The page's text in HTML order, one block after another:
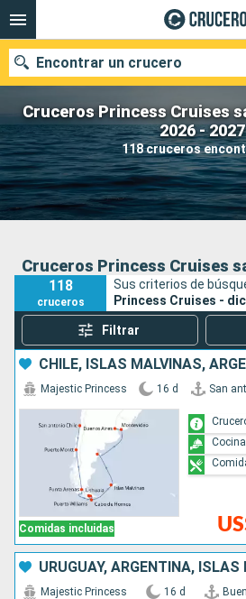
Cruceros Princess Cruises
2026 - 2027
118 cruceros
Encontrar un crucero
Nuestros destinos
Fecha de salida
Cruceros Princess Cruises
118
cruceros
Sus criterios de
Princess Cruises -
Filtrar
Comidas incluidas
Majestic Princess 16 d San
Majestic Princess 16 d